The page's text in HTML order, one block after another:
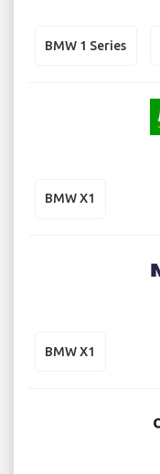
BMW 1 Series
BMW X1
BMW X1